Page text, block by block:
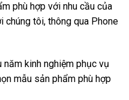
phù hợp với nhu cầu của
chúng tôi, thông qua Phone
năm kinh nghiệm phục vụ
mẫu sản phẩm phù hợp